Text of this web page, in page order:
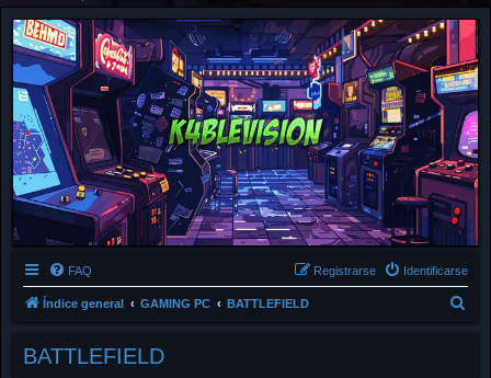
FAQ Identificarse
Registrarse
Índice general GAMING PC BATTLEFIELD
BATTLEFIELD